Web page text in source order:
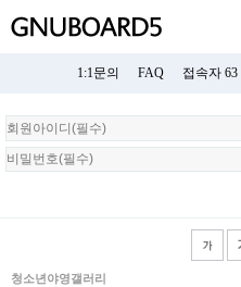
1:1문의 FAQ 접속자 63
회
원
로
청소년야영갤러리